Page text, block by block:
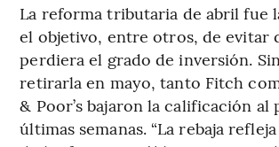
La reforma tributaria de abril fue
el objetivo, entre otros, de evitar
perdiera el grado de inversión.
retirarla en mayo, tanto Fitch
& Poor’s bajaron la calificación al
últimas semanas. “La rebaja